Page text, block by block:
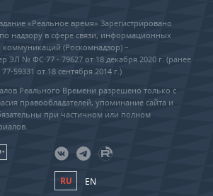
«Реальное время» Зарегистрировано
надзору в сфере связи, информационных
коммуникаций (Роскомнадзор) –
ЭЛ № ФС 77 - 79627 от 18 декабря 2020 г. (ранее
59331 от 18 сентября 2014 г.)
Реального Времени разрешено только с
правообладателей, упоминание сайта и
при частичном или полном
RU EN